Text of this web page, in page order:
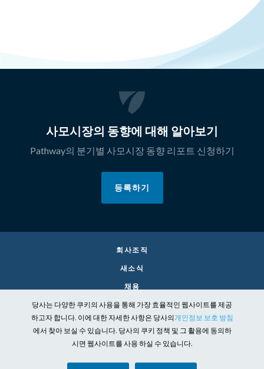
사모시장의 동향에 대해 알아보기
Pathway의 분기별 사모시장 동향 리포트 신청하기
등록하기
회사조직
새소식
채용
CONTACT
법률
개인정보
당사는 다양한 쿠키의 사용을 통해 가장 효율적인 웹사이트를 제공
하고자 합니다. 이에 대한 자세한 사항은 당사의개인정보 보호 방침
에서 찾아 보실 수 있습니다. 당사의 쿠키 정책 및 그 활용에 동의하
시면 웹사이트를 사용 하실 수 있습니다.